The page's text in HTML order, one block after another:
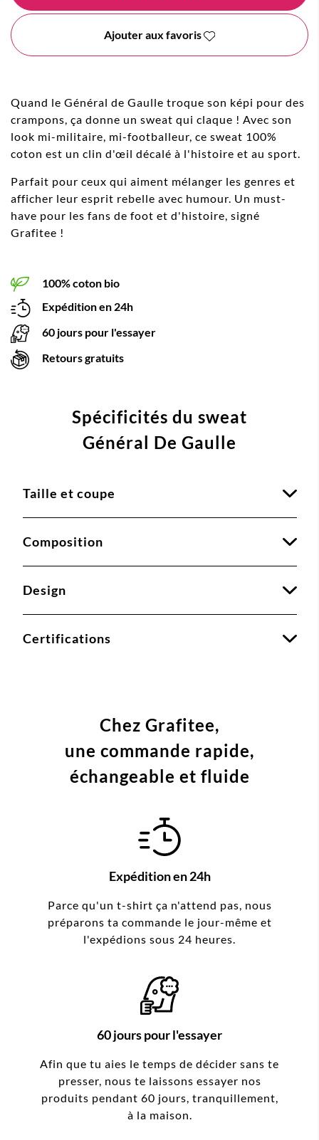
Ajouter aux favoris
Quand le Général de Gaulle troque son képi pour des
crampons, ça donne un sweat qui claque ! Avec son
look mi-militaire, mi-footballeur, ce sweat 100%
coton est un clin d'œil décalé à l'histoire et au sport.
Parfait pour ceux qui aiment mélanger les genres et
afficher leur esprit rebelle avec humour. Un must-
have pour les fans de foot et d'histoire, signé
Grafitee !
100% coton bio
Expédition en 24h
60 jours pour l'essayer
Retours gratuits
Spécificités du sweat
Général De Gaulle
Taille et coupe
Composition
Design
Certifications
Chez Grafitee,
une commande rapide,
échangeable et fluide
Expédition en 24h
Parce qu'un t-shirt ça n'attend pas, nous
préparons ta commande le jour-même et
l'expédions sous 24 heures.
60 jours pour l'essayer
Afin que tu aies le temps de décider sans te
presser, nous te laissons essayer nos
produits pendant 60 jours, tranquillement,
à la maison.